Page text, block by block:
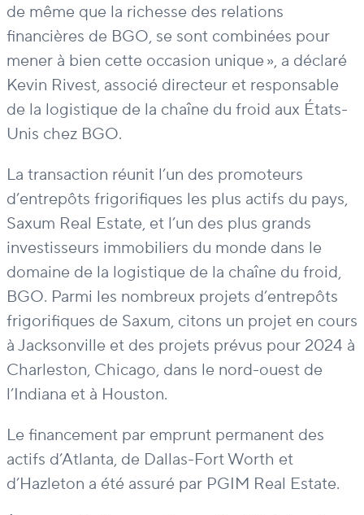
de même que la richesse des relations
financières de BGO, se sont combinées pour
mener à bien cette occasion unique », a déclaré
Kevin Rivest, associé directeur et responsable
de la logistique de la chaîne du froid aux États-
Unis chez BGO.
La transaction réunit l’un des promoteurs
d’entrepôts frigorifiques les plus actifs du pays,
Saxum Real Estate, et l’un des plus grands
investisseurs immobiliers du monde dans le
domaine de la logistique de la chaîne du froid,
BGO. Parmi les nombreux projets d’entrepôts
frigorifiques de Saxum, citons un projet en cours
à Jacksonville et des projets prévus pour 2024 à
Charleston, Chicago, dans le nord-ouest de
l’Indiana et à Houston.
Le financement par emprunt permanent des
actifs d’Atlanta, de Dallas-Fort Worth et
d’Hazleton a été assuré par PGIM Real Estate.